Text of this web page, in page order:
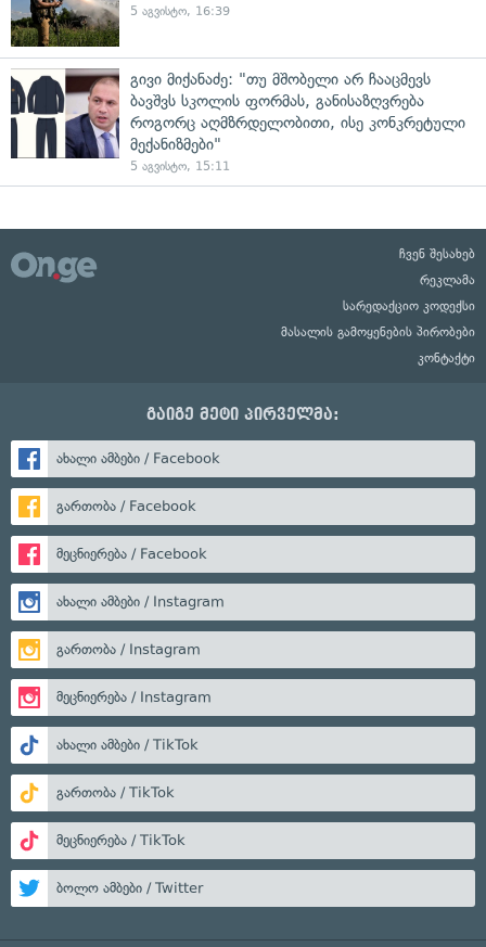
5 აგვისტო, 16:39
გივი მიქანაძე: "თუ მშობელი არ ჩააცმევს
ბავშვს სკოლის ფორმას, განისაზღვრება
როგორც აღმზრდელობითი, ისე კონკრეტული
მექანიზმები"
5 აგვისტო, 15:11
ჩვენ შესახებ
რეკლამა
სარედაქციო კოდექსი
მასალის გამოყენების პირობები
კონტაქტი
გაიგე მეტი პირველმა:
ახალი ამბები / Facebook
გართობა / Facebook
მეცნიერება / Facebook
ახალი ამბები / Instagram
გართობა / Instagram
მეცნიერება / Instagram
ახალი ამბები / TikTok
გართობა / TikTok
მეცნიერება / TikTok
ბოლო ამბები / Twitter